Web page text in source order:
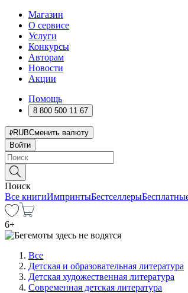
Магазин
О сервисе
Услуги
Конкурсы
Авторам
Новости
Акции
Помощь
8 800 500 11 67
RUBСменить валюту
Войти
Поиск
Все книгиИмпринтыБестселлеры
6+
Все
Детская и образовательная литература
Детская художественная литература
Современная детская литература